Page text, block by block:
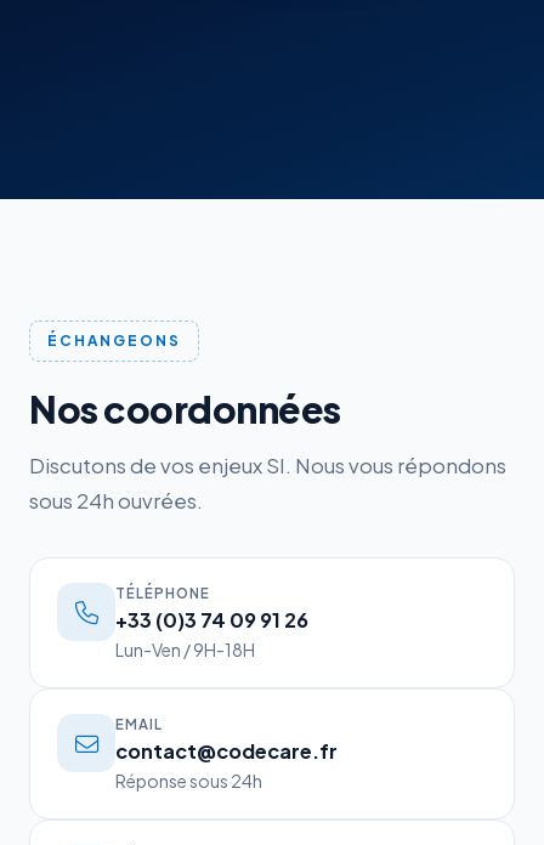
ÉCHANGEONS
Nos coordonnées
Discutons de vos enjeux SI. Nous vous répondons
sous 24h ouvrées.
TÉLÉPHONE
+33 (0)3 74 09 91 26
Lun-Ven / 9H-18H
EMAIL
contact@codecare.fr
Réponse sous 24h